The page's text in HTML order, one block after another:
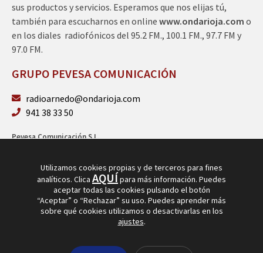
sus productos y servicios. Esperamos que nos elijas tú,
también para escucharnos en online www.ondarioja.com o
en los diales radiofónicos del 95.2 FM., 100.1 FM., 97.7 FM y
97.0 FM.
GRUPO PEVESA COMUNICACIÓN
radioarnedo@ondarioja.com
941 38 33 50
Pevesa Comunicación S.L.
Utilizamos cookies propias y de terceros para fines
analíticos. Clica AQUÍpara más información. Puedes
aceptar todas las cookies pulsando el botón
“Aceptar” o “Rechazar” su uso. Puedes aprender más
sobre qué cookies utilizamos o desactivarlas en los
ajustes.